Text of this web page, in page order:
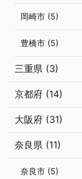
岡崎市 (5)
豊橋市 (5)
三重県 (3)
京都府 (14)
大阪府 (31)
奈良県 (11)
奈良市 (5)